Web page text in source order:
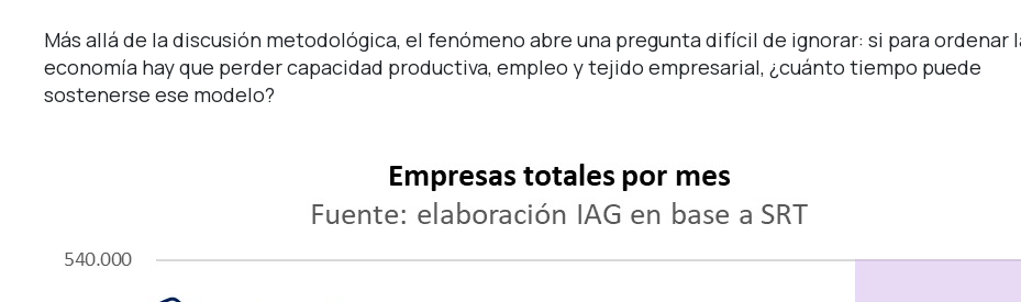
Más allá de la discusión metodológica, el fenómeno abre una pregunta difícil de ignorar: si para ordenar
economía hay que perder capacidad productiva, empleo y tejido empresarial, ¿cuánto tiempo puede
sostenerse ese modelo?